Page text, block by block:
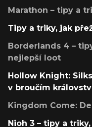
Marathon – tipy a
Tipy a triky, jak
Borderlands 4 –
nejlepší loot
Hollow Knight:
v broučím
Kingdom Come:
Nioh 3 – tipy a